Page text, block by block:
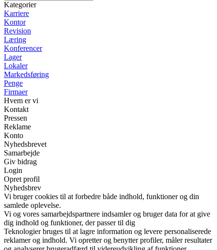
Kategorier
Karriere
Kontor
Revision
Læring
Konferencer
Lager
Lokaler
Markedsføring
Penge
Firmaer
Hvem er vi
Kontakt
Pressen
Reklame
Konto
Nyhedsbrevet
Samarbejde
Giv bidrag
Login
Opret profil
Nyhedsbrev
Vi bruger cookies til at forbedre både indhold, funktioner og din
samlede oplevelse.
Vi og vores samarbejdspartnere indsamler og bruger data for at give
dig indhold og funktioner, der passer til dig
Teknologier bruges til at lagre information og levere personaliserede
reklamer og indhold. Vi opretter og benytter profiler, måler resultater